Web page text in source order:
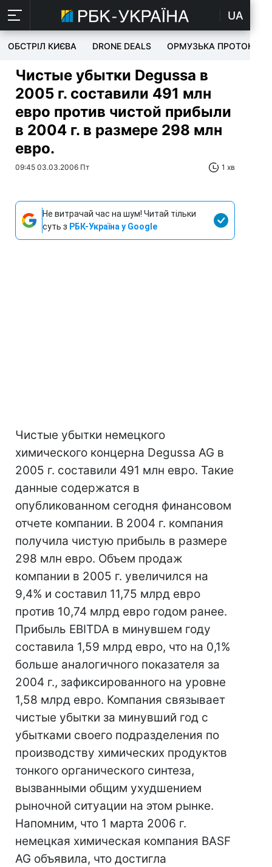
UA
ОБСТРІЛ КИЄВА DRONE DEALS ОРМУЗЬКА ПРОТОКА
Чистые убытки Degussa в
2005 г. составили 491 млн
евро против чистой прибыли
в 2004 г. в размере 298 млн
евро.
09:45 03.03.2006 Пт 1 хв
Не витрачай час на шум! Читай тільки
суть з РБК-Україна у Google
Чистые убытки немецкого
химического концерна Degussa AG в
2005 г. составили 491 млн евро. Такие
данные содержатся в
опубликованном сегодня финансовом
отчете компании. В 2004 г. компания
получила чистую прибыль в размере
298 млн евро. Объем продаж
компании в 2005 г. увеличился на
9,4% и составил 11,75 млрд евро
против 10,74 млрд евро годом ранее.
Прибыль EBITDA в минувшем году
составила 1,59 млрд евро, что на 0,1%
больше аналогичного показателя за
2004 г., зафиксированного на уровне
1,58 млрд евро. Компания связывает
чистые убытки за минувший год с
убытками своего подразделения по
производству химических продуктов
тонкого органического синтеза,
вызванными общим ухудшением
рыночной ситуации на этом рынке.
Напомним, что 1 марта 2006 г.
немецкая химическая компания BASF
AG объявила, что достигла